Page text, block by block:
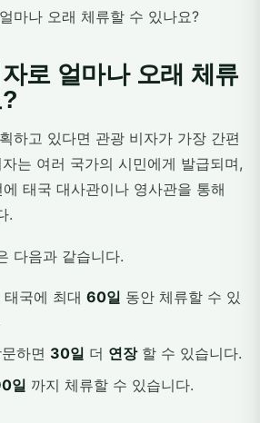
로 얼마나 오래 체류
하고 있다면 관광 비자가 가장 간편
는 여러 국가의 시민에게 발급되며,
태국 대사관이나 영사관을 통해
.
다음과 같습니다.
태국에 최대 60일 동안 체류할 수 있
하면 30일 더 연장할 수 있습니다.
일 까지 체류할 수 있습니다.